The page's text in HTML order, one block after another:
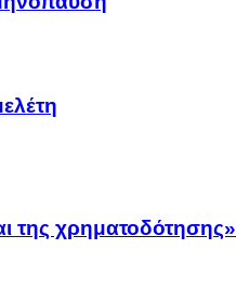
της χρηματοδότησης»